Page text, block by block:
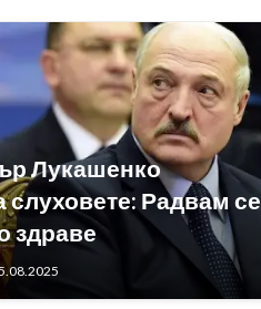
Лукашенко
слуховете: Радвам се
здраве